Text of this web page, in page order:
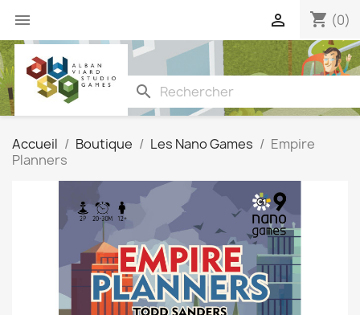
 shopping_cart (0)

search
Accueil Boutique Les Nano Games
Empire
Planners